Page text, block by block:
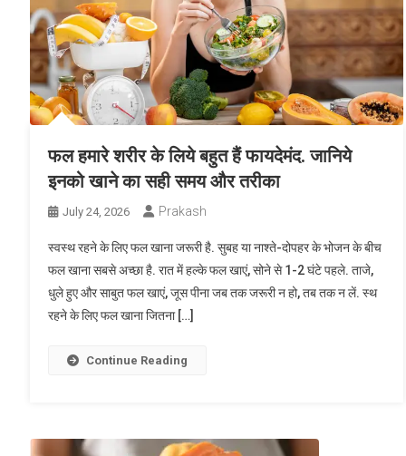
फल हमारे शरीर के लिये बहुत हैं फायदेमंद. जानिये
इनको खाने का सही समय और तरीका
July 24, 2026 Prakash
स्वस्थ रहने के लिए फल खाना जरूरी है. सुबह या नाश्ते-दोपहर के भोजन के बीच
फल खाना सबसे अच्छा है. रात में हल्के फल खाएं, सोने से 1-2 घंटे पहले. ताजे,
धुले हुए और साबुत फल खाएं, जूस पीना जब तक जरूरी न हो, तब तक न लें. स्थ
रहने के लिए फल खाना जितना […]
Continue Reading